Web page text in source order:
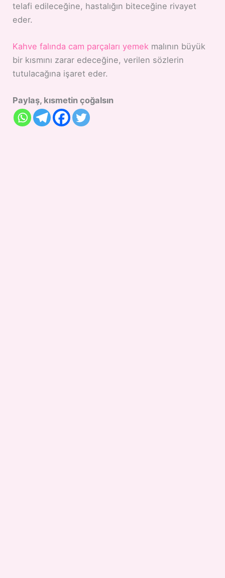
telafi edileceğine, hastalığın biteceğine rivayet
eder.
Kahve falında cam parçaları yemek malının büyük
bir kısmını zarar edeceğine, verilen sözlerin
tutulacağına işaret eder.
Paylaş, kısmetin çoğalsın